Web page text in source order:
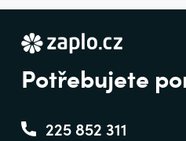
Potřebujete
225 852 311